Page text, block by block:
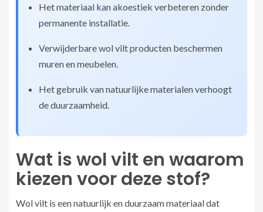
Het materiaal kan akoestiek verbeteren zonder
permanente installatie.
Verwijderbare wol vilt producten beschermen
muren en meubelen.
Het gebruik van natuurlijke materialen verhoogt
de duurzaamheid.
Wat is wol vilt en waarom
kiezen voor deze stof?
Wol vilt is een natuurlijk en duurzaam materiaal dat